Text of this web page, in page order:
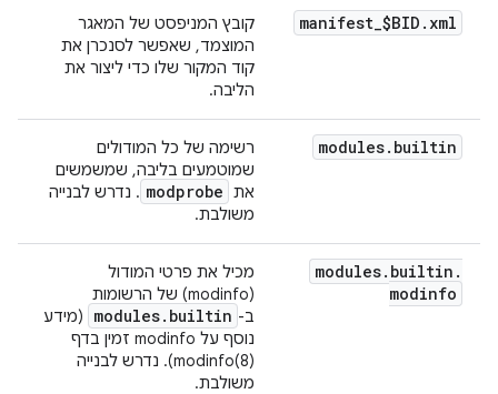
manifest_$BID . xml
קובץ המניפסט של המאגר
המוצמד, שאפשר לסנכרן את
קוד המקור שלו כדי ליצור את
הליבה.
modules. builtin
רשימה של כל המודולים
שמוטמעים בליבה, שמשמשים
את modprobe . נדרש לבנייה
משולבת.
modules. builtin .
modinfo
מכיל את פרטי המודול
(modinfo) של הרשומות
ב-
modules. builtin
(מידע
נוסף על modinfo זמין בדף
modinfo(8)). נדרש לבנייה
משולבת.